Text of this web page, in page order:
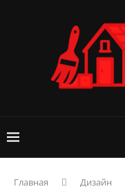
Главная Дизайн